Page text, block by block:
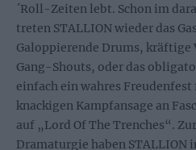
´Roll-Zeiten lebt. Schon im
treten STALLION wieder das
Galoppierende Drums,
Gang-Shouts, oder das
einfach ein wahres Freudenfest
knackigen Kampfansage an
auf „Lord Of The Trenches“.
Dramaturgie haben STALLION